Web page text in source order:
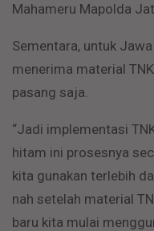
Mahameru Mapolda
Sementara, untuk
menerima material
pasang saja.
“Jadi implementasi
hitam ini prosesnya
kita gunakan terlebih
nah setelah material
baru kita mulai